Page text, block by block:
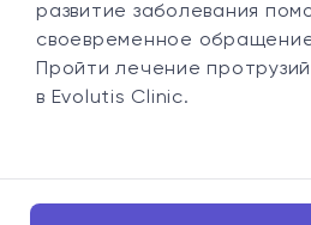
развитие заболевания
своевременное
Пройти лечение
в Evolutis Clinic.